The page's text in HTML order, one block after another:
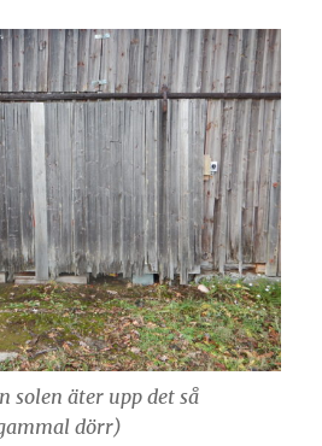
solen äter upp det så
dörr)